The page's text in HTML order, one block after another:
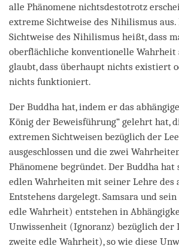
alle Phänomene nichtsdestotrotz
extreme Sichtweise des Nihilismus
Sichtweise des Nihilismus heißt, dass
oberflächliche konventionelle Wahrheit
glaubt, dass überhaupt nichts existiert
nichts funktioniert.
Der Buddha hat, indem er das
König der Beweisführung“ gelehrt hat,
extremen Sichtweisen bezüglich der
ausgeschlossen und die zwei
Phänomene begründet. Der Buddha hat
edlen Wahrheiten mit seiner Lehre des
Entstehens dargelegt. Samsara und
edle Wahrheit) entstehen in
Unwissenheit (Ignoranz) bezüglich der
zweite edle Wahrheit), so wie diese